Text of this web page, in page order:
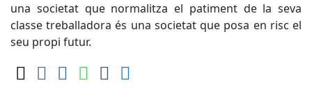
una societat que normalitza el patiment de la seva
classe treballadora és una societat que posa en risc el
seu propi futur.